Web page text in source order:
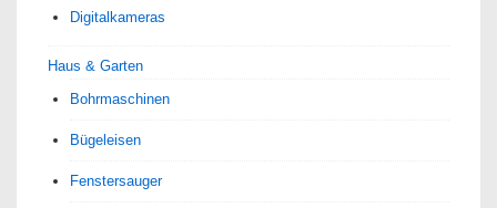
Digitalkameras
Haus & Garten
Bohrmaschinen
Bügeleisen
Fenstersauger